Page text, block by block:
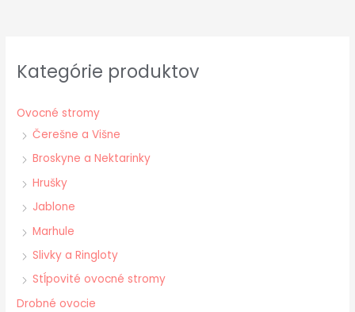
Kategórie produktov
Ovocné stromy
Čerešne a Višne
Broskyne a Nektarinky
Hrušky
Jablone
Marhule
Slivky a Ringloty
Stĺpovité ovocné stromy
Drobné ovocie